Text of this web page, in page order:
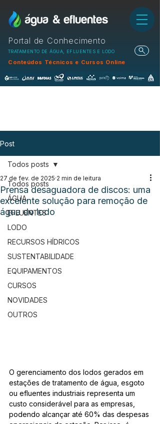
Portal de Conhecimento
TRATAMENTO DE ÁGUA, EFLUENTES E LODO
Conteúdos Técnicos e Cursos Online
Post
Todos posts
ÁGUA
EFLUENTES
LODO
RECURSOS HÍDRICOS
SUSTENTABILIDADE
EQUIPAMENTOS
CURSOS
NOVIDADES
OUTROS
Todos posts
Prensa desaguadora de discos: uma
excelente solução para remoção de
água do lodo
27 de fev. de 2025 2 min de leitura
O gerenciamento dos lodos gerados em
estações de tratamento de água, esgoto
ou efluentes industriais representa um
custo considerável para as empresas,
podendo alcançar até 60% das despesas